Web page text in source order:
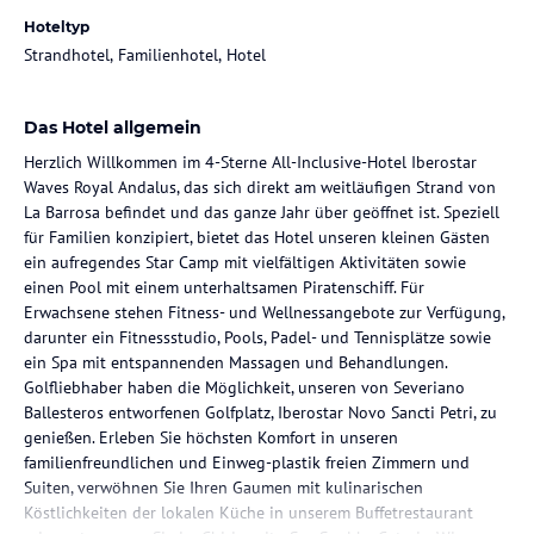
Hoteltyp
Strandhotel, Familienhotel, Hotel
Das Hotel allgemein
Herzlich Willkommen im 4-Sterne All-Inclusive-Hotel Iberostar
Waves Royal Andalus, das sich direkt am weitläufigen Strand von
La Barrosa befindet und das ganze Jahr über geöffnet ist. Speziell
für Familien konzipiert, bietet das Hotel unseren kleinen Gästen
ein aufregendes Star Camp mit vielfältigen Aktivitäten sowie
einen Pool mit einem unterhaltsamen Piratenschiff. Für
Erwachsene stehen Fitness- und Wellnessangebote zur Verfügung,
darunter ein Fitnessstudio, Pools, Padel- und Tennisplätze sowie
ein Spa mit entspannenden Massagen und Behandlungen.
Golfliebhaber haben die Möglichkeit, unseren von Severiano
Ballesteros entworfenen Golfplatz, Iberostar Novo Sancti Petri, zu
genießen. Erleben Sie höchsten Komfort in unseren
familienfreundlichen und Einweg-plastik freien Zimmern und
Suiten, verwöhnen Sie Ihren Gaumen mit kulinarischen
Köstlichkeiten der lokalen Küche in unserem Buffetrestaurant